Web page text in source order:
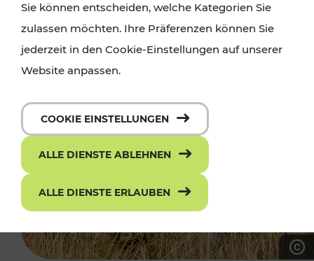
Sie können entscheiden, welche Kategorien Sie
zulassen möchten. Ihre Präferenzen können Sie
jederzeit in den Cookie-Einstellungen auf unserer
Website anpassen.
COOKIE EINSTELLUNGEN
ALLE DIENSTE ABLEHNEN
ALLE DIENSTE ERLAUBEN